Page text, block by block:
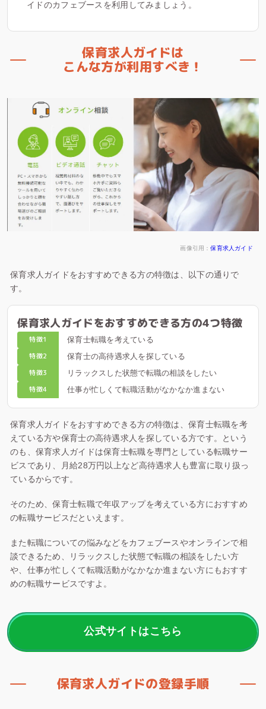
イドのカフェブースを利用してみましょう。
保育求人ガイドは
こんな方が利用すべき！
画像引用：保育求人ガイド
保育求人ガイドをおすすめできる方の特徴は、以下の通りで
す。
保育求人ガイドをおすすめできる方の4つ特徴
特徴1 保育士転職を考えている
特徴2 保育士の高待遇求人を探している
特徴3 リラックスした状態で転職の相談をしたい
特徴4 仕事が忙しくて転職活動がなかなか進まない
保育求人ガイドをおすすめできる方の特徴は、保育士転職を考
えている方や保育士の高待遇求人を探している方です。という
のも、保育求人ガイドは保育士転職を専門としている転職サー
ビスであり、月給28万円以上など高待遇求人も豊富に取り扱っ
ているからです。
そのため、保育士転職で年収アップを考えている方におすすめ
の転職サービスだといえます。
また転職についての悩みなどをカフェブースやオンラインで相
談できるため、リラックスした状態で転職の相談をしたい方
や、仕事が忙しくて転職活動がなかなか進まない方にもおすす
めの転職サービスですよ。
公式サイトはこちら
保育求人ガイドの登録手順